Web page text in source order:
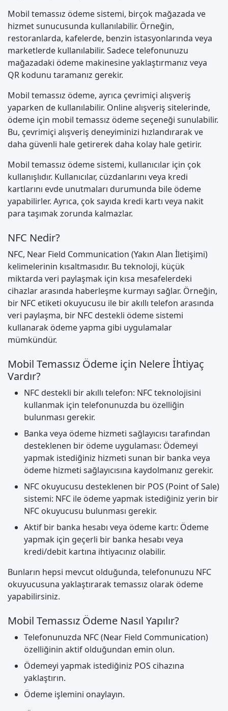
Mobil temassız ödeme sistemi, birçok mağazada ve
hizmet sunucusunda kullanılabilir. Örneğin,
restoranlarda, kafelerde, benzin istasyonlarında veya
marketlerde kullanılabilir. Sadece telefonunuzu
mağazadaki ödeme makinesine yaklaştırmanız veya
QR kodunu taramanız gerekir.
Mobil temassız ödeme, ayrıca çevrimiçi alışveriş
yaparken de kullanılabilir. Online alışveriş sitelerinde,
ödeme için mobil temassız ödeme seçeneği sunulabilir.
Bu, çevrimiçi alışveriş deneyiminizi hızlandırarak ve
daha güvenli hale getirerek daha kolay hale getirir.
Mobil temassız ödeme sistemi, kullanıcılar için çok
kullanışlıdır. Kullanıcılar, cüzdanlarını veya kredi
kartlarını evde unutmaları durumunda bile ödeme
yapabilirler. Ayrıca, çok sayıda kredi kartı veya nakit
para taşımak zorunda kalmazlar.
NFC Nedir?
NFC, Near Field Communication (Yakın Alan İletişimi)
kelimelerinin kısaltmasıdır. Bu teknoloji, küçük
miktarda veri paylaşmak için kısa mesafelerdeki
cihazlar arasında haberleşme kurmayı sağlar. Örneğin,
bir NFC etiketi okuyucusu ile bir akıllı telefon arasında
veri paylaşma, bir NFC destekli ödeme sistemi
kullanarak ödeme yapma gibi uygulamalar
mümkündür.
Mobil Temassız Ödeme için Nelere İhtiyaç
Vardır?
NFC destekli bir akıllı telefon: NFC teknolojisini
kullanmak için telefonunuzda bu özelliğin
bulunması gerekir.
Banka veya ödeme hizmeti sağlayıcısı tarafından
desteklenen bir ödeme uygulaması: Ödemeyi
yapmak istediğiniz hizmeti sunan bir banka veya
ödeme hizmeti sağlayıcısına kaydolmanız gerekir.
NFC okuyucusu desteklenen bir POS (Point of Sale)
sistemi: NFC ile ödeme yapmak istediğiniz yerin bir
NFC okuyucusu bulunması gerekir.
Aktif bir banka hesabı veya ödeme kartı: Ödeme
yapmak için geçerli bir banka hesabı veya
kredi/debit kartına ihtiyacınız olabilir.
Bunların hepsi mevcut olduğunda, telefonunuzu NFC
okuyucusuna yaklaştırarak temassız olarak ödeme
yapabilirsiniz.
Mobil Temassız Ödeme Nasıl Yapılır?
Telefonunuzda NFC (Near Field Communication)
özelliğinin aktif olduğundan emin olun.
Ödemeyi yapmak istediğiniz POS cihazına
yaklaştırın.
Ödeme işlemini onaylayın.